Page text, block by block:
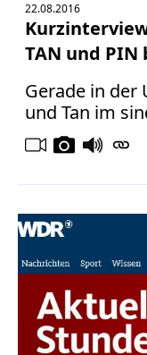
22.08.2016
TAN und
Gerade in der
und Tan im